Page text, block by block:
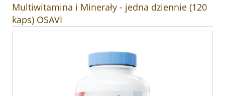
Multiwitamina i Minerały - jedna dziennie (120
kaps) OSAVI